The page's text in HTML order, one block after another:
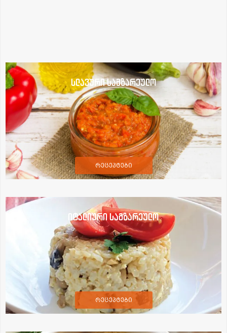
სლავური სამზარეულო
რეცეპტები
იტალიური სამზარეულო
რეცეპტები